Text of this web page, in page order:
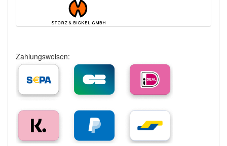
Zahlungsweisen: